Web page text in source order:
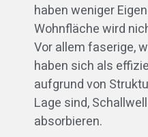
haben weniger
Wohnfläche wird
Vor allem faserige,
haben sich als
aufgrund von
Lage sind,
absorbieren.